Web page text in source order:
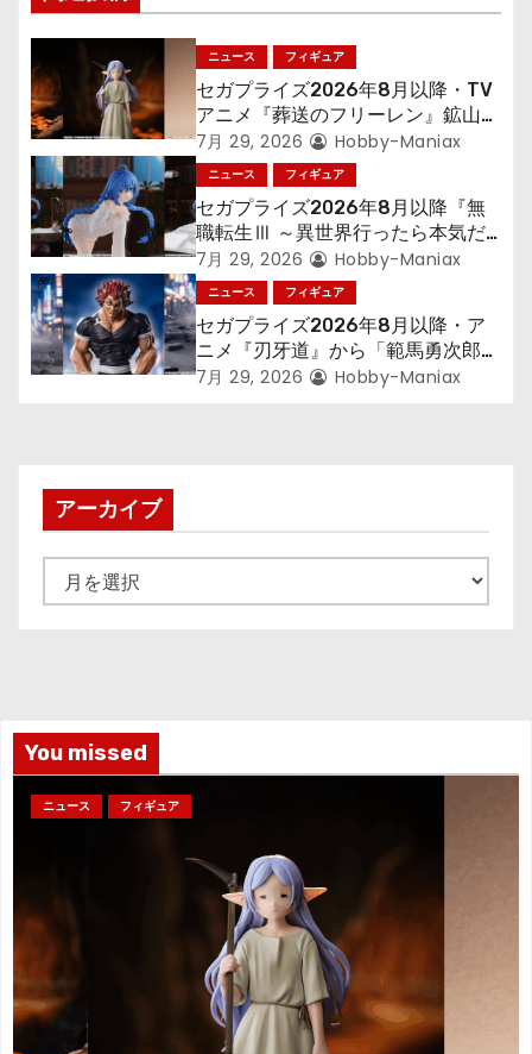
ー
シ
ョ
ン
ニュース フィギュア
セガプライズ2026年8月以降・TV
アニメ『葬送のフリーレン』鉱山で
300年働くことになっっちゃった
「フリーレン」を立体化！
7月 29, 2026 Hobby-Maniax
ニュース フィギュア
セガプライズ2026年8月以降『無
職転生Ⅲ ～異世界行ったら本気だ
す～』から「ロキシー」のフィギュ
アが登場！
7月 29, 2026 Hobby-Maniax
ニュース フィギュア
セガプライズ2026年8月以降・ア
ニメ『刃牙道』から「範馬勇次郎」
が登場ッッ!!
7月 29, 2026 Hobby-Maniax
アーカイブ
ー
You missed
ニュース フィギュア